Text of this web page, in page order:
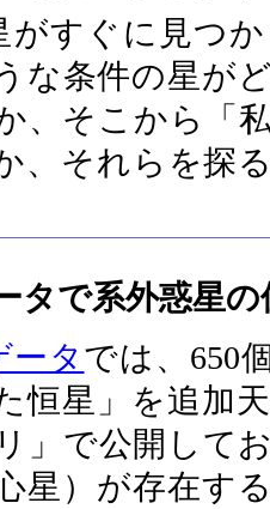
がすぐに見つ
な条件の星が
、そこから「
、それらを探
タで系外惑星の
ータ では、650
恒星」を追加
」で公開して
星）が存在す